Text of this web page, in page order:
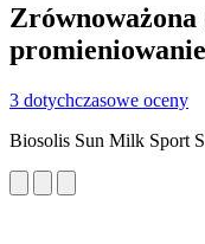
3 dotychczasowe oceny
Biosolis Sun Milk Sport